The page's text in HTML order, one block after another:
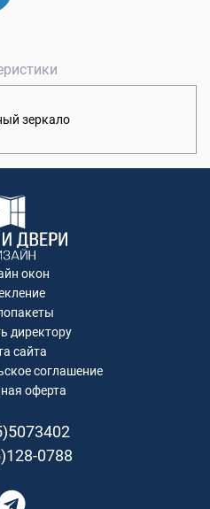
зеркало
окон
директору
сайта
соглашение
оферта
0788